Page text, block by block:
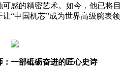
感的精密艺术。如今，他已将目
“中国机芯”成为世界高级腕表领
：一部砥砺奋进的匠心史诗